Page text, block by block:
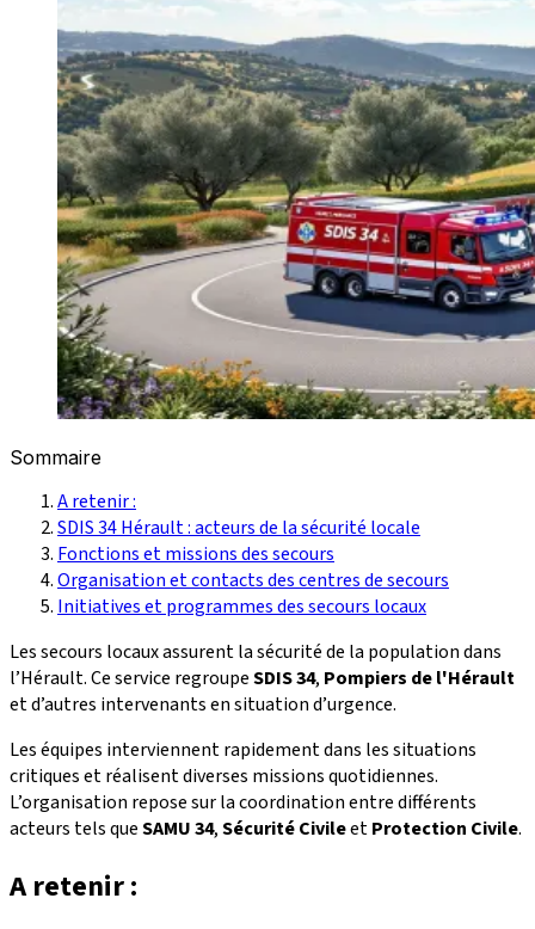
Sommaire
A retenir :
SDIS 34 Hérault : acteurs de la sécurité locale
Fonctions et missions des secours
Organisation et contacts des centres de secours
Initiatives et programmes des secours locaux
Les secours locaux assurent la sécurité de la population dans
l’Hérault. Ce service regroupeSDIS 34, Pompiers de l'Hérault
et d’autres intervenants en situation d’urgence.
Les équipes interviennent rapidement dans les situations
critiques et réalisent diverses missions quotidiennes.
L’organisation repose sur la coordination entre différents
acteurs tels queSAMU 34,Sécurité CivileetProtection Civile.
A retenir :